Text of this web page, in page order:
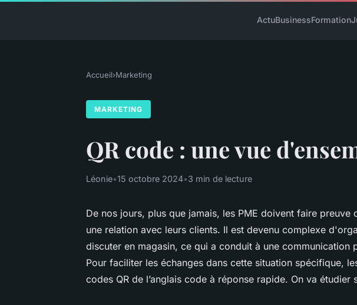
ActuBusinessFormation
Accueil›Marketing
MARKETING
QR code : une vue
Léonie•15 octobre 2024•3 min de lecture
De nos jours, plus que jamais, les PME doivent faire
une relation avec leurs clients. Il est devenu complexe
discuter en magasin, ce qui a conduit à une communication
Pour faciliter les échanges dans cette situation spécifique,
codes QR de l’anglais code à réponse rapide. On va étudier